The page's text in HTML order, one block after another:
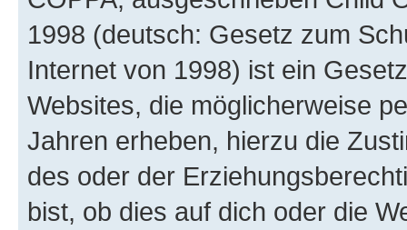
1998 (deutsch: Gesetz zum
Internet von 1998) ist ein
Websites, die möglicherweise
Jahren erheben, hierzu die
des oder der
bist, ob dies auf dich oder die